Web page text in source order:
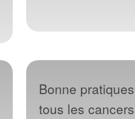
Bonne
tous les cancers